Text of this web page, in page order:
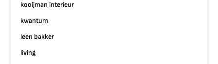
kooijman interieur
kwantum
leen bakker
living